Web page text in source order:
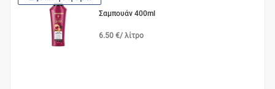
Σαμπουάν 400ml
6.50 €/ λίτρο